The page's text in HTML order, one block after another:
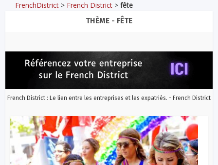
FrenchDistrict > French District >fête
THÈME - FÊTE
French District : Le lien entre les entreprises et les expatriés. - French District